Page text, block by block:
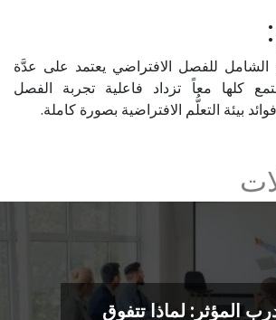
الشامل للفصل الافتراضي يعتمد على عدَّة
كلها معاً تزداد فاعلية تجربة الفصل
بيئة التعلُّم الافتراضية بصورة كاملة.
المؤثر: لماذا تتفوق